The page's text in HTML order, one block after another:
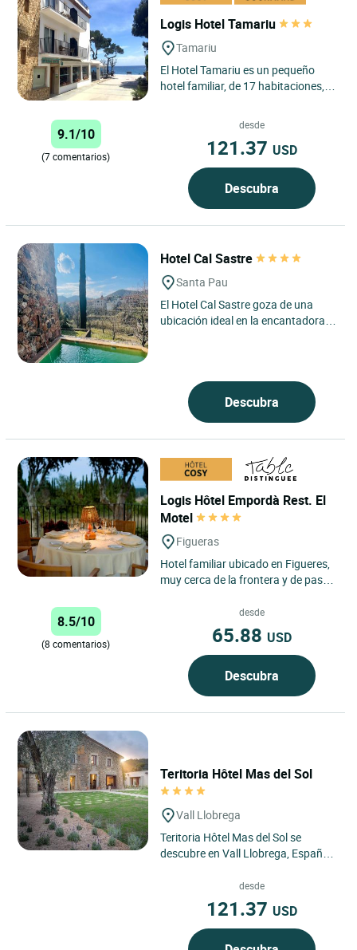
Logis Hotel Tamariu
Tamariu
El Hotel Tamariu es un pequeño
hotel familiar, de 17 habitaciones,
cala de Tamariu, de...
9.1/10
(7 comentarios)
desde
121.37 USD
Descubra
Hotel Cal Sastre
Santa Pau
El Hotel Cal Sastre goza de una
ubicación ideal en la encantadora
Descubra
Logis Hôtel Empordà Rest. El
Motel
Figueras
Hotel familiar ubicado en Figueres,
muy cerca de la frontera y de paso
medio siglo de...
8.5/10
(8 comentarios)
desde
65.88 USD
Descubra
Teritoria Hôtel Mas del Sol
Vall Llobrega
Teritoria Hôtel Mas del Sol se
descubre en Vall Llobrega, España,
situada en el corazón...
desde
121.37 USD